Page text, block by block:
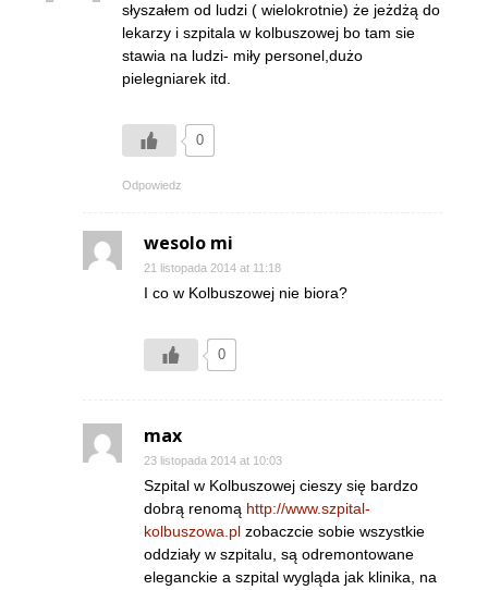
słyszałem od ludzi ( wielokrotnie) że jeżdżą do
lekarzy i szpitala w kolbuszowej bo tam sie
stawia na ludzi- miły personel,dużo
pielegniarek itd.
0
Odpowiedz
wesolo mi
21 listopada 2014 at 11:18
I co w Kolbuszowej nie biora?
0
max
23 listopada 2014 at 10:03
Szpital w Kolbuszowej cieszy się bardzo
dobrą renomą http://www.szpital-
kolbuszowa.pl zobaczcie sobie wszystkie
oddziały w szpitalu, są odremontowane
eleganckie a szpital wygląda jak klinika, na